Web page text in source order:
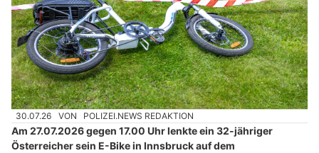
30.07.26 VON POLIZEI.NEWS REDAKTION
Am 27.07.2026 gegen 17.00 Uhr lenkte ein 32-jähriger
Österreicher sein E-Bike in Innsbruck auf dem